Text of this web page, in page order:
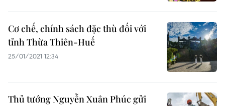
Cơ chế, chính sách đặc thù đối với
tỉnh Thừa Thiên-Huế
25/01/2021 12:34
Thủ tướng Nguyễn Xuân Phúc gửi